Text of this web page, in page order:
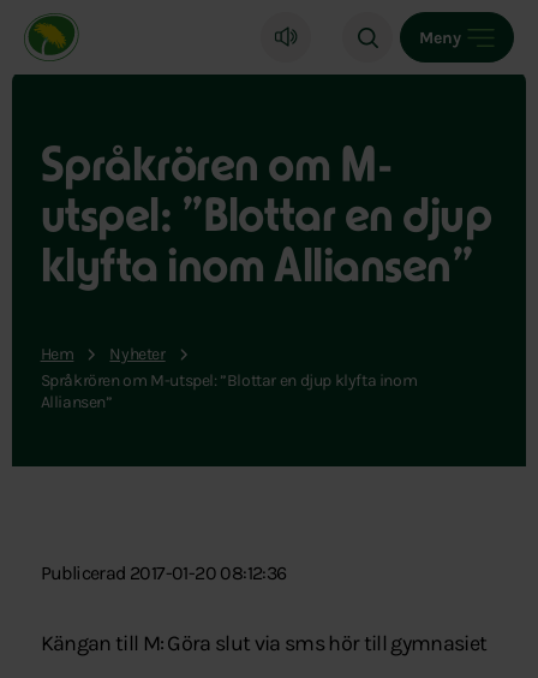
Miljöpartiet de gröna, startsida
Meny
Språkrören om M-
utspel: ”Blottar en djup
klyfta inom Alliansen”
Hem
Nyheter
Språkrören om M-utspel: ”Blottar en djup klyfta inom
Alliansen”
Publicerad 2017-01-20 08:12:36
Kängan till M: Göra slut via sms hör till gymnasiet